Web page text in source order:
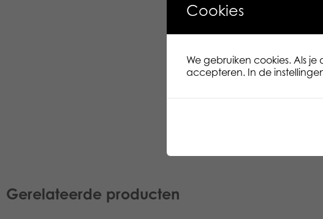
Gerelateerde producten
Cookies
We gebruiken cookies. Als
accepteren. In de